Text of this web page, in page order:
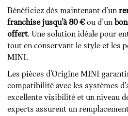
Bénéficiez dès maintenant d’un
franchise jusqu’à 80 €ou d’un
offert. Une solution idéale pour
tout en conservant le style et les
MINI.
Les pièces d’Origine MINI
compatibilité avec les systèmes
excellente visibilité et un niveau
experts assurent un